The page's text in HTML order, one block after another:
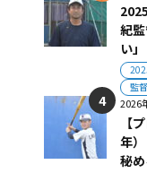
紀
い」
監
2026
【
年
秘